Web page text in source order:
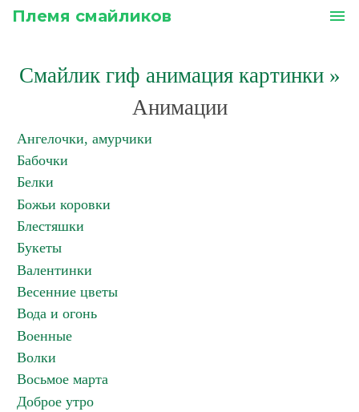
Племя смайликов menu
Смайлик гиф анимация картинки»
Анимации
Ангелочки, амурчики
Бабочки
Белки
Божьи коровки
Блестяшки
Букеты
Валентинки
Весенние цветы
Вода и огонь
Военные
Волки
Восьмое марта
Доброе утро